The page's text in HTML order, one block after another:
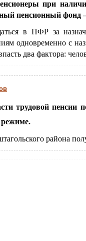
при
пенсионный фонд
в ПФР за
одновременно с
два фактора:
трудовой
режиме.
района